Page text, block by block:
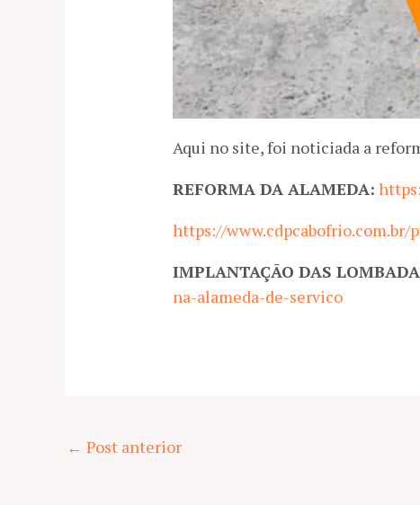
Aqui no site, foi noticiada a
REFORMA DA ALAMEDA:
https://www.cdpcabofrio.com.br/
IMPLANTAÇÃO DAS
na-alameda-de-servico
Post
← Post anterior